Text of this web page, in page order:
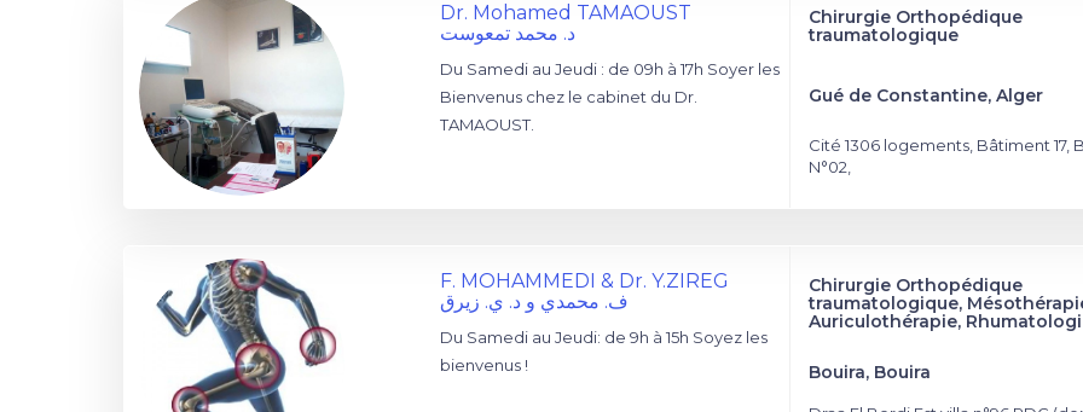
Dr. Mohamed TAMAOUST
د. محمد تمعوست
Du Samedi au Jeudi : de 09h à 17h Soyer les
Bienvenus chez le cabinet du Dr.
TAMAOUST.
Chirurgie Orthopédique
traumatologique
Gué de Constantine, Alger
Cité 1306 logements, Bâtiment 17,
N°02,
F. MOHAMMEDI & Dr. Y.ZIREG
ف. محمدي و د. ي. زيرق
Du Samedi au Jeudi: de 9h à 15h Soyez les
bienvenus !
Chirurgie Orthopédique
traumatologique,
Auriculothérapie,
Bouira, Bouira